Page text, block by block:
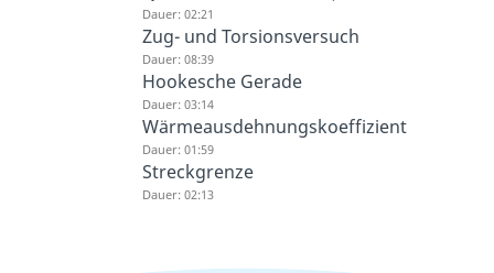
Dauer: 02:21
Zug- und Torsionsversuch
Dauer: 08:39
Hookesche Gerade
Dauer: 03:14
Wärmeausdehnungskoeffizient
Dauer: 01:59
Streckgrenze
Dauer: 02:13